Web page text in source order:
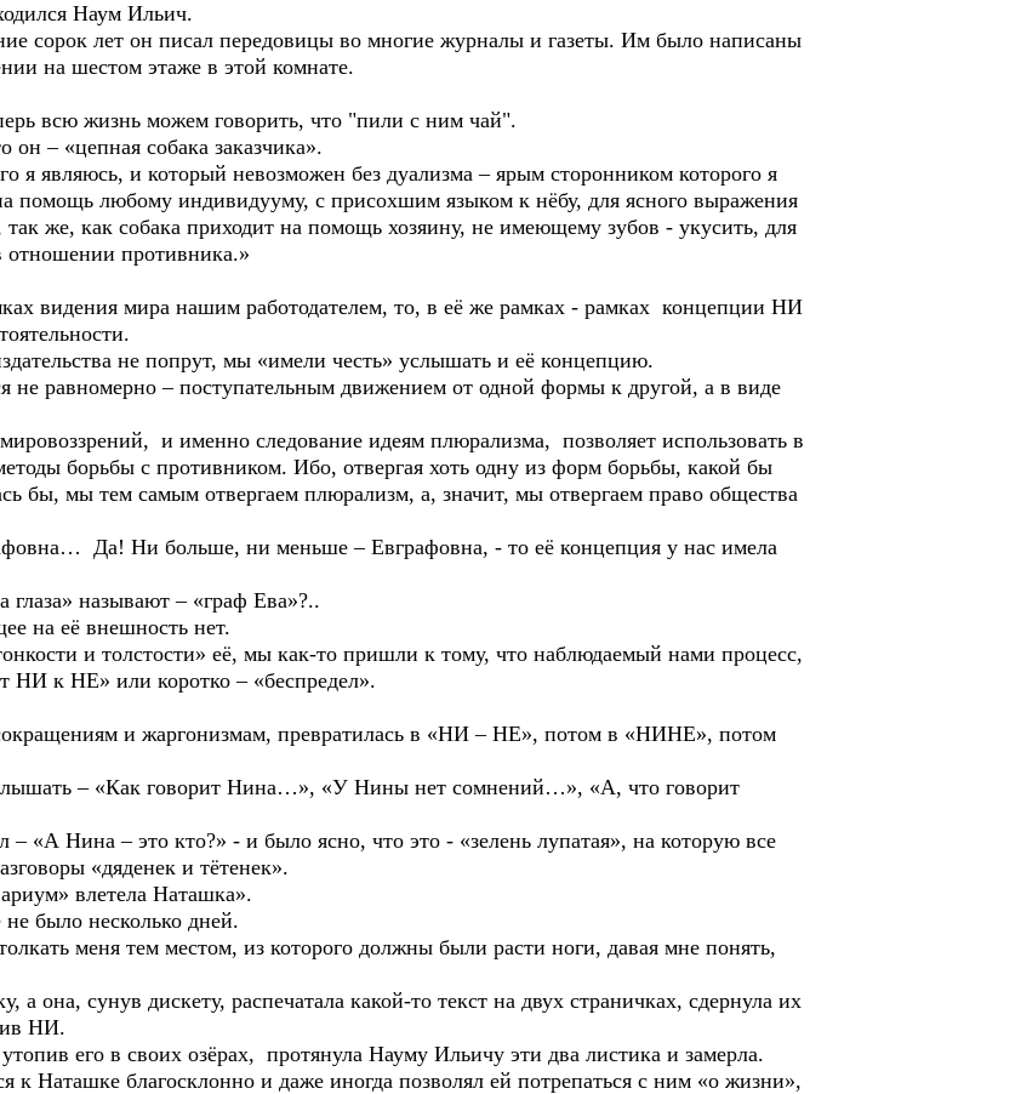
Наум Ильич.
лет он писал передовицы во многие журналы и газеты. Им было написаны
на шестом этаже в этой комнате.
всю жизнь можем говорить, что "пили с ним чай".
– «цепная собака заказчика».
и который невозможен без дуализма – ярым сторонником которого я
помощь любому индивидууму, с присохшим языком к нёбу, для ясного выражения
же, как собака приходит на помощь хозяину, не имеющему зубов - укусить, для
отношении противника.»
видения мира нашим работодателем, то, в её же рамках - рамках концепции НИ
не попрут, мы «имели честь» услышать и её концепцию.
равномерно – поступательным движением от одной формы к другой, а в виде
и именно следование идеям плюрализма, позволяет использовать в
борьбы с противником. Ибо, отвергая хоть одну из форм борьбы, какой бы
бы, мы тем самым отвергаем плюрализм, а, значит, мы отвергаем право общества
Да! Ни больше, ни меньше – Евграфовна, - то её концепция у нас имела
называют – «граф Ева»?..
её внешность нет.
и толстости» её, мы как-то пришли к тому, что наблюдаемый нами процесс,
НИ к НЕ» или коротко – «беспредел».
и жаргонизмам, превратилась в «НИ – НЕ», потом в «НИНЕ», потом
– «Как говорит Нина…», «У Нины нет сомнений…», «А, что говорит
Нина – это кто?» - и было ясно, что это - «зелень лупатая», на которую все
«дяденек и тётенек».
влетела Наташка».
было несколько дней.
меня тем местом, из которого должны были расти ноги, давая мне понять,
сунув дискету, распечатала какой-то текст на двух страничках, сдернула их
НИ.
его в своих озёрах, протянула Науму Ильичу эти два листика и замерла.
благосклонно и даже иногда позволял ей потрепаться с ним «о жизни»,